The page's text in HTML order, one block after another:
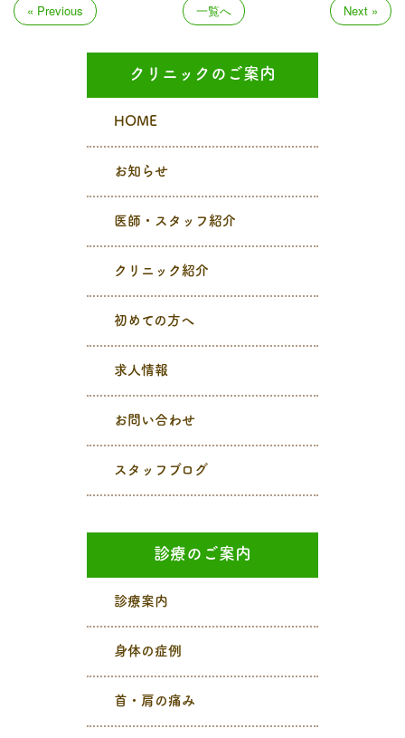
« Previous 一覧へ Next »
クリニックのご案内
HOME
お知らせ
医師・スタッフ紹介
クリニック紹介
初めての方へ
求人情報
お問い合わせ
スタッフブログ
診療のご案内
診療案内
身体の症例
首・肩の痛み